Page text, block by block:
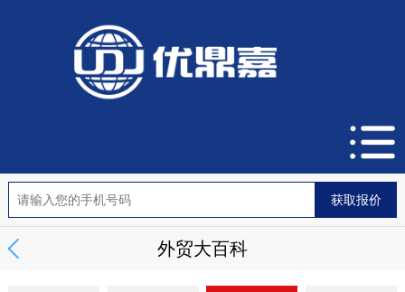
外贸大百科